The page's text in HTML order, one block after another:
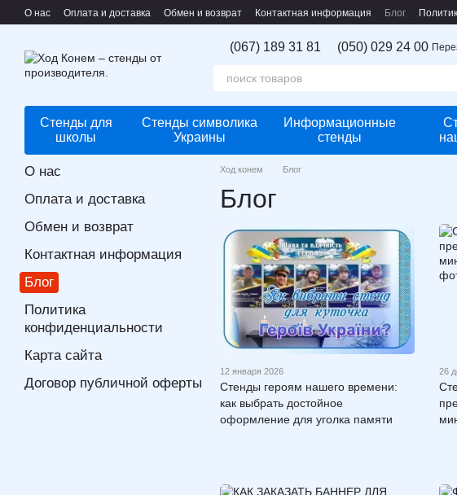
Перейти к основному контенту
О нас Оплата и доставка Обмен и возврат Контактная информация Блог
(067) 189 31 81 (050) 029 24 00
Стенды для
школы
Стенды символика
Украины
Информационные
стенды
Ход конем Блог
Блог
12 января 2026
Стенды героям нашего времени:
как выбрать достойное
оформление для уголка памяти
26
О нас
Оплата и доставка
Обмен и возврат
Контактная информация
Блог
Политика
конфиденциальности
Карта сайта
Договор публичной оферты